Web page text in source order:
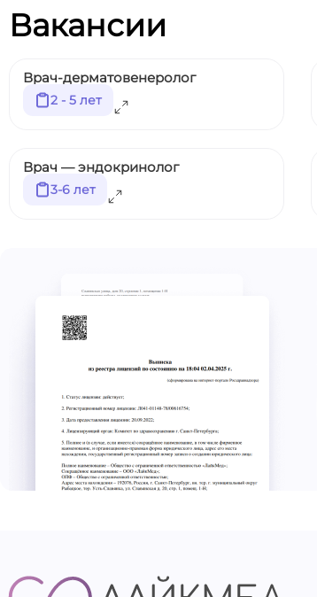
Вакансии
Врач-дерматовенеролог
2 - 5 лет
Врач — эндокринолог
3-6 лет